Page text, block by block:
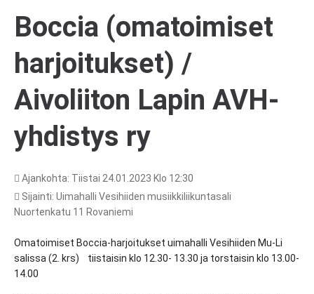
Boccia (omatoimiset
harjoitukset) /
Aivoliiton Lapin AVH-
yhdistys ry
Ajankohta: Tiistai 24.01.2023 Klo 12:30
Sijainti: Uimahalli Vesihiiden musiikkiliikuntasali
Nuortenkatu 11 Rovaniemi
Omatoimiset Boccia-harjoitukset uimahalli Vesihiiden Mu-Li
salissa (2. krs) tiistaisin klo 12.30- 13.30 ja torstaisin klo 13.00-
14.00